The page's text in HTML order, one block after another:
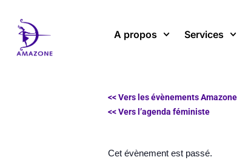
contenu
A propos Services
<< Vers les évènements Amazone
<< Vers l’agenda féministe
Cet évènement est passé.